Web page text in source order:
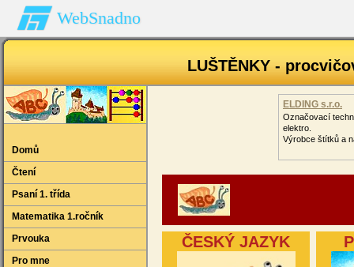
WebSnadno
LUŠTĚNKY -
Domů
Čtení
Psaní 1. třída
Matematika 1.ročník
Prvouka
Pro mne
ELDING s.r.o.
Označovací
elektro.
Výrobce štítků a
ČESKÝ JAZYK